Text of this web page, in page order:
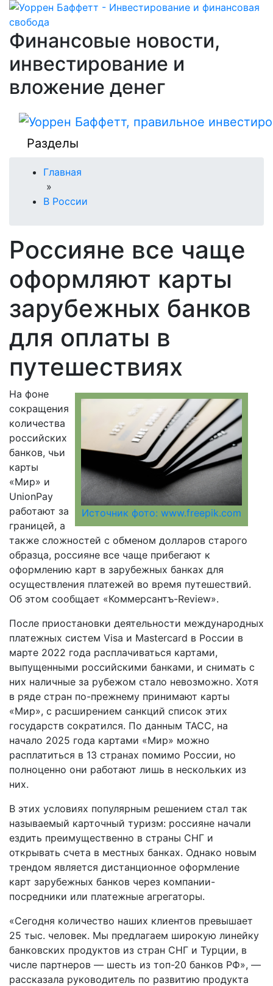
Финансовые новости,
инвестирование и
вложение денег
Разделы
Главная
»
В России
Россияне все чаще
оформляют карты
зарубежных банков
для оплаты в
путешествиях
Источник фото: www.freepik.com
На фоне
сокращения
количества
российских
банков, чьи
карты
«Мир» и
UnionPay
работают за
границей, а
также сложностей с обменом долларов старого
образца, россияне все чаще прибегают к
оформлению карт в зарубежных банках для
осуществления платежей во время путешествий.
Об этом сообщает «Коммерсантъ-Review».
После приостановки деятельности международных
платежных систем Visa и Mastercard в России в
марте 2022 года расплачиваться картами,
выпущенными российскими банками, и снимать с
них наличные за рубежом стало невозможно. Хотя
в ряде стран по-прежнему принимают карты
«Мир», с расширением санкций список этих
государств сократился. По данным ТАСС, на
начало 2025 года картами «Мир» можно
расплатиться в 13 странах помимо России, но
полноценно они работают лишь в нескольких из
них.
В этих условиях популярным решением стал так
называемый карточный туризм: россияне начали
ездить преимущественно в страны СНГ и
открывать счета в местных банках. Однако новым
трендом является дистанционное оформление
карт зарубежных банков через компании-
посредники или платежные агрегаторы.
«Сегодня количество наших клиентов превышает
25 тыс. человек. Мы предлагаем широкую линейку
банковских продуктов из стран СНГ и Турции, в
числе партнеров — шесть из топ-20 банков РФ», —
рассказала руководитель по развитию продукта